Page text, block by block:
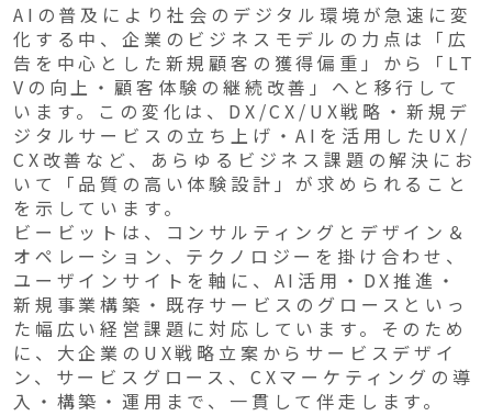
AIの普及により社会のデジタル環境が急速に変
化する中、企業のビジネスモデルの力点は「広
告を中心とした新規顧客の獲得偏重」から「LT
Vの向上・顧客体験の継続改善」へと移行して
います。この変化は、DX/CX/UX戦略・新規デ
ジタルサービスの立ち上げ・AIを活用したUX/
CX改善など、あらゆるビジネス課題の解決にお
いて「品質の高い体験設計」が求められること
を示しています。
ビービットは、コンサルティングとデザイン＆
オペレーション、テクノロジーを掛け合わせ、
ユーザインサイトを軸に、AI活用・DX推進・
新規事業構築・既存サービスのグロースといっ
た幅広い経営課題に対応しています。そのため
に、大企業のUX戦略立案からサービスデザイ
ン、サービスグロース、CXマーケティングの導
入・構築・運用まで、一貫して伴走します。